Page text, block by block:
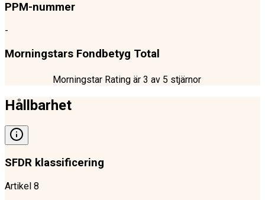
PPM-nummer
-
Morningstars Fondbetyg Total
Morningstar Rating är 3 av 5 stjärnor
Hållbarhet
SFDR klassificering
Artikel 8